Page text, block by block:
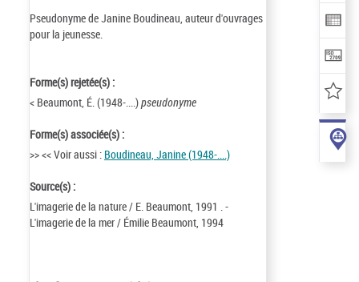
Pseudonyme de Janine Boudineau, auteur d'ouvrages
pour la jeunesse.
Forme(s) rejetée(s) :
< Beaumont, É. (1948-....)pseudonyme
Forme(s) associée(s) :
>> << Voir aussi : Boudineau, Janine (1948-....)
Source(s) :
L'imagerie de la nature / E. Beaumont, 1991 . -
L'imagerie de la mer / Émilie Beaumont, 1994